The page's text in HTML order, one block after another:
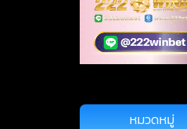
หมวดหมู่